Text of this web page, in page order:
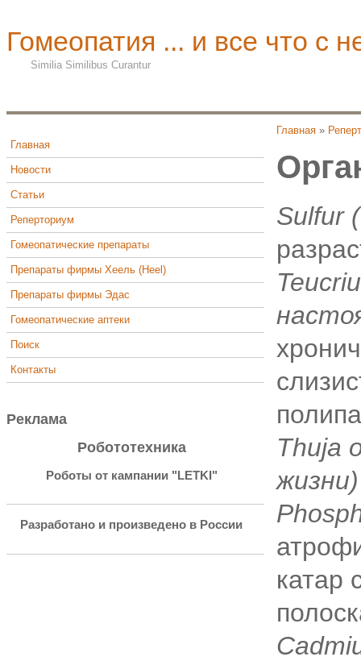
Гомеопатия ... и все что с
Similia Similibus Curantur
Главная
Новости
Статьи
Реперториум
Гомеопатические препараты
Препараты фирмы Хеель (Heel)
Препараты фирмы Эдас
Гомеопатические аптеки
Поиск
Контакты
Реклама
Робототехника
Роботы от кампании "LETKI"
Разработано и произведено в России
Главная »
Sulfur
Thuja
жизни)
катар